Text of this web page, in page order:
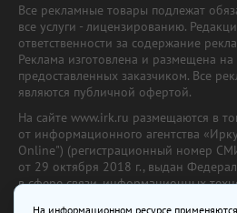
Все рекламные товары подлежат
все услуги - лицензированию.
ответственности за содержание
Реклама изготовлена и размещена
предоставленных заказчиком. Все
являются публичной офертой.
На сайте www.irk.ru размещаются в
от информационного агентства
Online") (регистрационный номер
от 29 октября 2018 г., выдан
в сфере связи, информационных
На информационном ресурсе